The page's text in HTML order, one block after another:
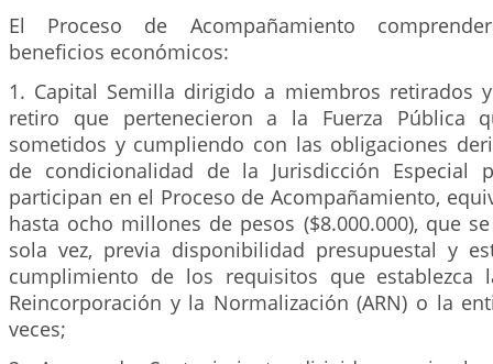
El Proceso de Acompañamiento
beneficios económicos:
1. Capital Semilla dirigido a miembros retirados
retiro que pertenecieron a la Fuerza Pública
sometidos y cumpliendo con las obligaciones
de condicionalidad de la Jurisdicción Especial
participan en el Proceso de Acompañamiento,
hasta ocho millones de pesos ($8.000.000), que
sola vez, previa disponibilidad presupuestal y
cumplimiento de los requisitos que establezca
Reincorporación y la Normalización (ARN) o la
veces;